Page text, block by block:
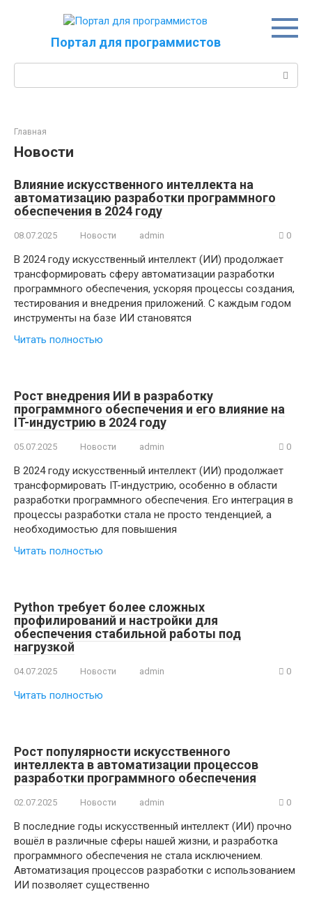
Портал для программистов
Главная
Новости
Влияние искусственного интеллекта на
автоматизацию разработки программного
обеспечения в 2024 году
08.07.2025 Новости admin 0
В 2024 году искусственный интеллект (ИИ) продолжает
трансформировать сферу автоматизации разработки
программного обеспечения, ускоряя процессы создания,
тестирования и внедрения приложений. С каждым годом
инструменты на базе ИИ становятся
Читать полностью
Рост внедрения ИИ в разработку
программного обеспечения и его влияние на
IT-индустрию в 2024 году
05.07.2025 Новости admin 0
В 2024 году искусственный интеллект (ИИ) продолжает
трансформировать IT-индустрию, особенно в области
разработки программного обеспечения. Его интеграция в
процессы разработки стала не просто тенденцией, а
необходимостью для повышения
Читать полностью
Python требует более сложных
профилирований и настройки для
обеспечения стабильной работы под
нагрузкой
04.07.2025 Новости admin 0
Читать полностью
Рост популярности искусственного
интеллекта в автоматизации процессов
разработки программного обеспечения
02.07.2025 Новости admin 0
В последние годы искусственный интеллект (ИИ) прочно
вошёл в различные сферы нашей жизни, и разработка
программного обеспечения не стала исключением.
Автоматизация процессов разработки с использованием
ИИ позволяет существенно